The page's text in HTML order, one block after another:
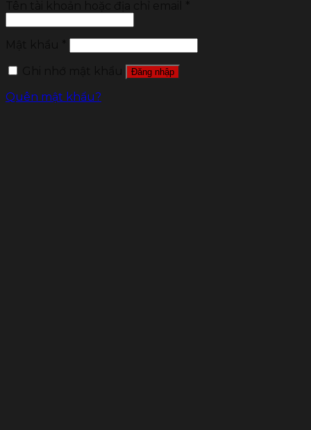
Đăng nhập
Quên mật khẩu?